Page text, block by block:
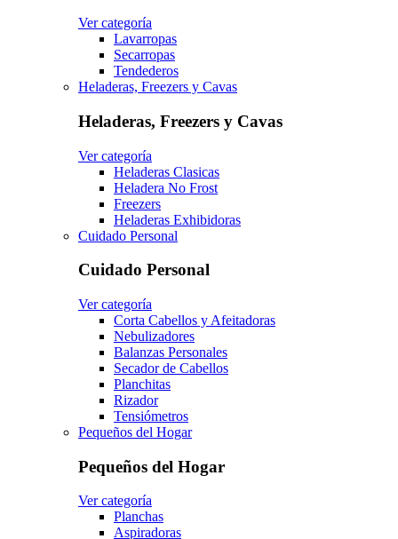
Ver categoría
Lavarropas
Secarropas
Tendederos
Heladeras, Freezers y Cavas
Heladeras, Freezers y Cavas
Ver categoría
Heladeras Clasicas
Heladera No Frost
Freezers
Heladeras Exhibidoras
Cuidado Personal
Cuidado Personal
Ver categoría
Corta Cabellos y Afeitadoras
Nebulizadores
Balanzas Personales
Secador de Cabellos
Planchitas
Rizador
Tensiómetros
Pequeños del Hogar
Pequeños del Hogar
Ver categoría
Planchas
Aspiradoras